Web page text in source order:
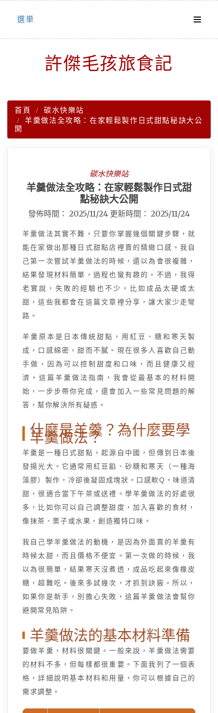
Skip
選単
許傑毛孩旅食記
首頁
碳水快樂站
羊羹做法全攻略：在家輕鬆製作日式甜點秘訣大公
開
碳水快樂站
羊羹做法全攻略：在家輕鬆製作日式甜
點秘訣大公開
發佈時間： 2025/11/24 更新時間： 2025/11/24
羊羹做法其實不難，只要你掌握幾個關鍵步驟，就
能在家做出那種日式甜點店裡賣的精緻口感。我自
己第一次嘗試羊羹做法的時候，還以為會很複雜，
結果發現材料簡單，過程也蠻有趣的。不過，我得
老實說，失敗的經驗也不少，比如成品太硬或太
甜，這些我都會在這篇文章裡分享，讓大家少走彎
路。
羊羹原本是日本傳統甜點，用紅豆、糖和寒天製
成，口感綿密，甜而不膩。現在很多人喜歡自己動
手做，因為可以控制甜度和口味，而且健康又經
濟。這篇羊羹做法指南，我會從最基本的材料開
始，一步步帶你完成，還會加入一些常見問題的解
答，幫你解決所有疑惑。
什麼是羊羹？為什麼要學
羊羹做法？
羊羹是一種日式甜點，起源自中國，但傳到日本後
發揚光大。它通常用紅豆餡、砂糖和寒天（一種海
藻膠）製作，冷卻後凝固成塊狀。口感軟Q，味道清
甜，很適合當下午茶或送禮。學羊羹做法的好處很
多，比如你可以自己調整甜度，加入喜歡的食材，
像抹茶、栗子或水果，創造獨特口味。
我自己學羊羹做法的動機，是因為外面賣的羊羹有
時候太甜，而且價格不便宜。第一次做的時候，我
以為很簡單，結果寒天沒煮透，成品吃起來像橡皮
糖，超難吃。後來多試幾次，才抓到訣竅。所以，
如果你是新手，別擔心失敗，這篇羊羹做法會幫你
避開常見陷阱。
羊羹做法的基本材料準備
要做羊羹，材料很關鍵。一般來說，羊羹做法需要
的材料不多，但每樣都很重要。下面我列了一個表
格，詳細說明基本材料和用量，你可以根據自己的
需求調整。